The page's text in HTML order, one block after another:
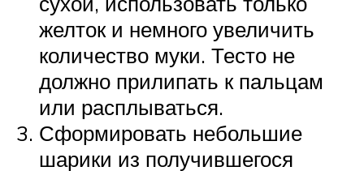
желток и немного увеличить
количество муки. Тесто не
должно прилипать к пальцам
или расплываться.
Сформировать небольшие
шарики из получившегося